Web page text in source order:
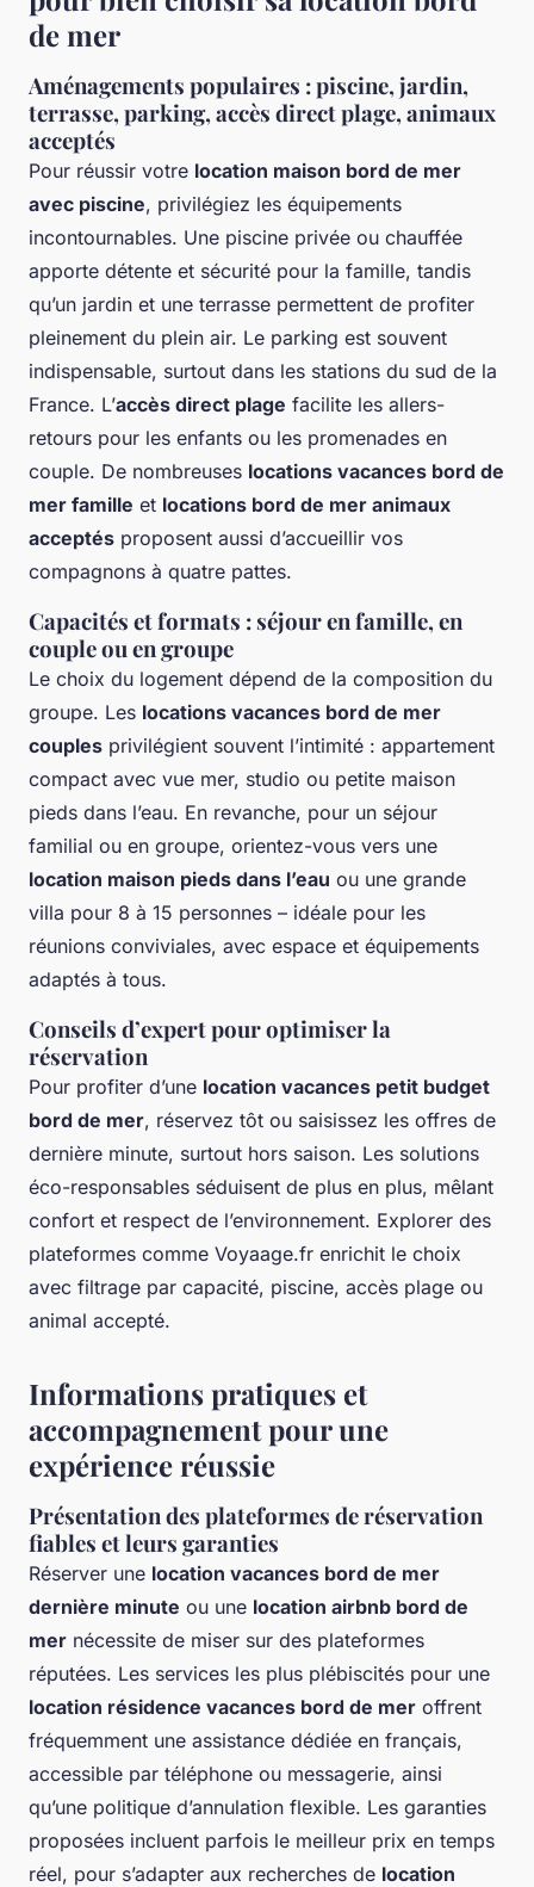
de mer
Aménagements populaires : piscine, jardin,
terrasse, parking, accès direct plage, animaux
acceptés
Pour réussir votre location maison bord de mer
avec piscine, privilégiez les équipements
incontournables. Une piscine privée ou chauffée
apporte détente et sécurité pour la famille, tandis
qu’un jardin et une terrasse permettent de profiter
pleinement du plein air. Le parking est souvent
indispensable, surtout dans les stations du sud de la
France. L’accès direct plage facilite les allers-
retours pour les enfants ou les promenades en
couple. De nombreuses locations vacances bord de
mer famille et locations bord de mer animaux
acceptés proposent aussi d’accueillir vos
compagnons à quatre pattes.
Capacités et formats : séjour en famille, en
couple ou en groupe
Le choix du logement dépend de la composition du
groupe. Les locations vacances bord de mer
couples privilégient souvent l’intimité : appartement
compact avec vue mer, studio ou petite maison
pieds dans l’eau. En revanche, pour un séjour
familial ou en groupe, orientez-vous vers une
location maison pieds dans l’eau ou une grande
villa pour 8 à 15 personnes – idéale pour les
réunions conviviales, avec espace et équipements
adaptés à tous.
Conseils d’expert pour optimiser la
réservation
Pour profiter d’une location vacances petit budget
bord de mer, réservez tôt ou saisissez les offres de
dernière minute, surtout hors saison. Les solutions
éco-responsables séduisent de plus en plus, mêlant
confort et respect de l’environnement. Explorer des
plateformes comme Voyaage.fr enrichit le choix
avec filtrage par capacité, piscine, accès plage ou
animal accepté.
Informations pratiques et
accompagnement pour une
expérience réussie
Présentation des plateformes de réservation
fiables et leurs garanties
Réserver une location vacances bord de mer
dernière minute ou une location airbnb bord de
mer nécessite de miser sur des plateformes
réputées. Les services les plus plébiscités pour une
location résidence vacances bord de mer offrent
fréquemment une assistance dédiée en français,
accessible par téléphone ou messagerie, ainsi
qu’une politique d’annulation flexible. Les garanties
proposées incluent parfois le meilleur prix en temps
réel, pour s’adapter aux recherches de location